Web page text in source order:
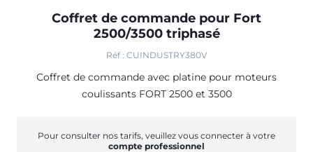
Coffret de commande pour Fort
2500/3500 triphasé
Réf : CUINDUSTRY380V
Coffret de commande avec platine pour moteurs
coulissants FORT 2500 et 3500
Pour consulter nos tarifs, veuillez vous connecter à votre
compte professionnel